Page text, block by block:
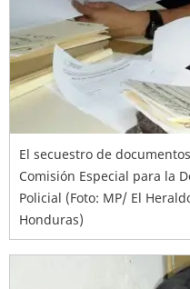
El secuestro de
Comisión Especial para la
Policial (Foto: MP/ El
Honduras)